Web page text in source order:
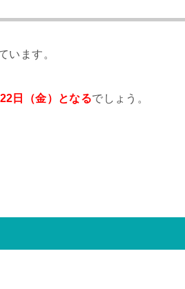
います。
日（金）となるでしょう。